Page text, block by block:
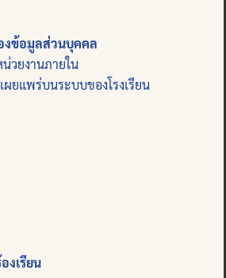
งข้อมูลส่วนบุคคล
วยงานภายใน
ผยแพร่บนระบบของโรงเรียน
งเรียน